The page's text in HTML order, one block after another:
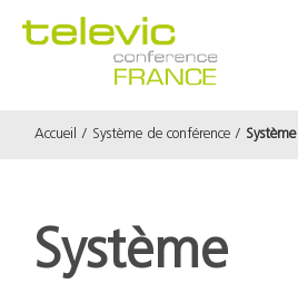
Accueil Système de conférence
Système